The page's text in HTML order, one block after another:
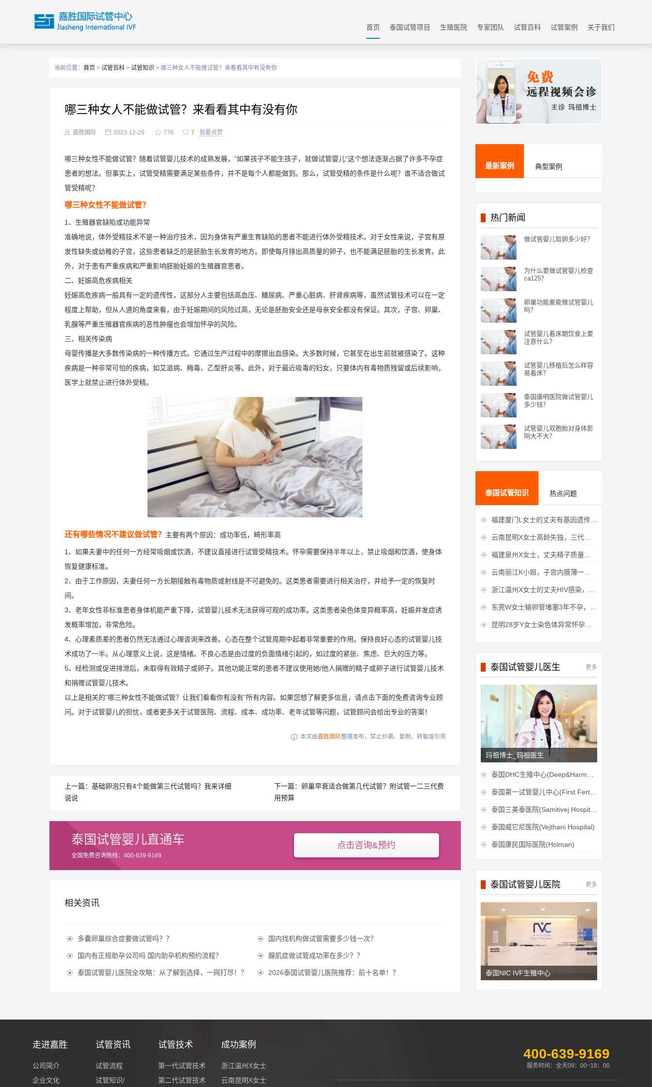
首页 泰国试管项目 生殖医院 专家团队 试管百科 试管案例 关于我们
当前位置： 首页 > 试管百科 > 试管知识 > 哪三种女人不能做试管？来看看其中有没有你
哪三种女人不能做试管？来看看其中有没有你
 嘉胜国际  2023-12-29  776  7 我要点赞
哪三种女性不能做试管？随着试管婴儿技术的成熟发展，”如果孩子不能生孩子，就做试管婴儿“这个想法逐渐占据了许多不孕症
患者的想法。但事实上，试管受精需要满足某些条件，并不是每个人都能做到。那么，试管受精的条件是什么呢？谁不适合做试
管受精呢？
哪三种女性不能做试管？
1、生殖器官缺陷或功能异常
准确地说，体外受精技术不是一种治疗技术，因为身体有严重生育缺陷的患者不能进行体外受精技术。对于女性来说，子宫有原
发性缺失或幼稚的子宫，这些患者缺乏的是胚胎生长发育的地方。即使每月排出高质量的卵子，也不能满足胚胎的生长发育。此
外，对于患有严重疾病和严重影响胚胎妊娠的生殖器官患者。
二、妊娠高危疾病相关
妊娠高危疾病一般具有一定的遗传性，这部分人主要包括高血压、糖尿病、严重心脏病、肝肾疾病等，虽然试管技术可以在一定
程度上帮助，但从人道的角度来看，由于妊娠期间的风险过高，无论是胚胎安全还是母亲安全都没有保证。其次，子宫、卵巢、
乳腺等严重生殖器官疾病的恶性肿瘤也会增加怀孕的风险。
三、相关传染病
母婴传播是大多数传染病的一种传播方式。它通过生产过程中的摩擦出血感染。大多数时候，它甚至在出生前就被感染了。这种
疾病是一种非常可怕的疾病，如艾滋病、梅毒、乙型肝炎等。此外，对于最近吸毒的妇女，只要体内有毒物质残留或后续影响，
医学上就禁止进行体外受精。
还有哪些情况不建议做试管？ 主要有两个原因：成功率低，畸形率高
1、如果夫妻中的任何一方经常吸烟或饮酒，不建议直接进行试管受精技术。怀孕需要保持半年以上，禁止吸烟和饮酒，使身体
恢复健康标准。
2、由于工作原因，夫妻任何一方长期接触有毒物质或射线是不可避免的。这类患者需要进行相关治疗，并给予一定的恢复时
间。
3、老年女性非标准患者身体机能严重下降，试管婴儿技术无法获得可观的成功率。这类患者染色体变异概率高，妊娠并发症诱
发概率增加，非常危险。
4、心理素质差的患者仍然无法通过心理咨询来改善。心态在整个试管周期中起着非常重要的作用。保持良好心态的试管婴儿技
术成功了一半。从心理意义上说，这是情绪。不良心态是由过度的负面情绪引起的，如过度的紧张、焦虑、巨大的压力等。
5、经检测或促进排泄后，未取得有效精子或卵子。其他功能正常的患者不建议使用她/他人捐赠的精子或卵子进行试管婴儿技术
和捐赠试管婴儿技术。
以上是相关的”哪三种女性不能做试管？让我们看看你有没有“所有内容。如果您想了解更多信息，请点击下面的免费咨询专业顾
问。对于试管婴儿的担忧，或者更多关于试管医院、流程、成本、成功率、老年试管等问题，试管顾问会给出专业的答案！
 本文由嘉胜国际整理发布，禁止抄袭、复制、转载或引用
上一篇：基础卵泡只有4个能做第三代试管吗？我来详细
说说
下一篇：卵巢早衰适合做第几代试管？附试管一二三代费
用预算
泰国试管婴儿直通车
全国免费咨询热线：400-639-9169
点击咨询&预约
相关资讯
 多囊卵巢综合症要做试管吗？？  国内找机构做试管需要多少钱一次？
 国内有正规助孕公司吗 国内助孕机构预约流程？  腺肌症做试管成功率在多少？？
 泰国试管婴儿医院全攻略：从了解到选择，一网打尽！？  2026泰国试管婴儿医院推荐：前十名单！？
最新案例 典型案例
热门新闻
做试管婴儿取卵多少好？
为什么要做试管婴儿检查
ca125？
卵巢功能差能做试管婴儿
吗？
试管婴儿着床期饮食上要
注意什么？
试管婴儿移植后怎么样容
易着床？
泰国康明医院做试管婴儿
多少钱？
试管婴儿双胞胎对身体影
响大不大？
泰国试管知识 热点问题
 福建厦门L女士的丈夫有基因遗传疾病，三代试管生育健康宝宝
 云南昆明X女士高龄失独，三代试管助她重获女儿
 福建泉州X女士，丈夫精子质量差，三代试管获得男宝宝
 云南丽江K小姐，子宫内膜薄一直未孕，三代试管一次成功获得
 浙江温州X女士的丈夫HIV感染，三代试管成功获得女宝宝
 东莞W女士输卵管堵塞3年不孕，泰国三代试管喜获
 昆明28岁Y女士染色体异常怀孕难，泰国三代试管成功好孕
泰国试管婴儿医生 更多
玛祖博士_玛祖医生
 泰国DHC生殖中心(Deep&Harmonicare IVF Center)
 泰国第一试管婴儿中心(First Fertilily PGS Center Limitied)
 泰国三美泰医院(Samitivej Hospital)
 泰国威它尼医院(Vejthani Hospital)
 泰国康民国际医院(Holman)
泰国试管婴儿医院 更多
泰国NIC IVF生殖中心
走进嘉胜
公司简介
企业文化
试管资讯
试管流程
试管知识/
试管技术
第一代试管技术
第二代试管技术
成功案例
浙江温州X女士
云南昆明X女士
400-639-9169
服务时间：全天09：00~18：00